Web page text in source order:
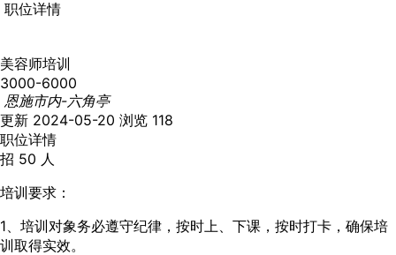
职位详情
美容师培训
3000-6000
恩施市内-六角亭
更新 2024-05-20 浏览 118
职位详情
招 50 人
培训要求：
1、培训对象务必遵守纪律，按时上、下课，按时打卡，确保培
训取得实效。